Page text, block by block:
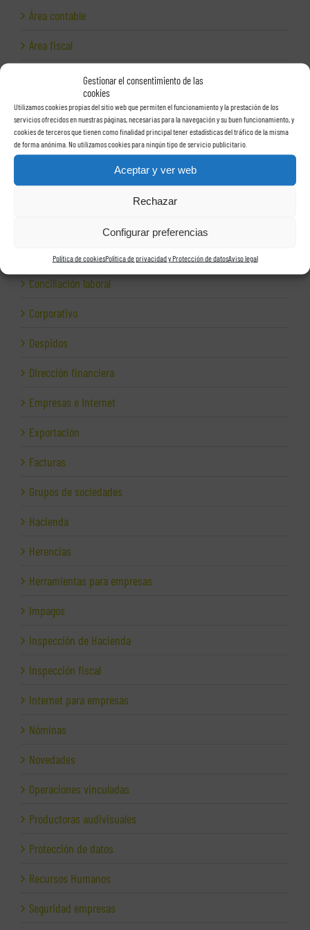
Gestionar el consentimiento de las
cookies
Utilizamos cookies propias del sitio web que permiten el funcionamiento y la prestación de los
servicios ofrecidos en nuestras páginas, necesarias para la navegación y su buen funcionamiento, y
cookies de terceros que tienen como finalidad principal tener estadísticas del tráfico de la misma
de forma anónima. No utilizamos cookies para ningún tipo de servicio publicitario.
Aceptar y ver web
Rechazar
Configurar preferencias
Política de cookiesPolítica de privacidad y Protección de datosAviso legal
Área contable
Área fiscal
Área laboral
Auditoría laboral
Cepresa
Conciliación laboral
Corporativo
Despidos
Dirección financiera
Empresas e Internet
Exportación
Facturas
Grupos de sociedades
Hacienda
Herencias
Herramientas para empresas
Impagos
Inspección de Hacienda
Inspección fiscal
Internet para empresas
Nóminas
Novedades
Operaciones vinculadas
Productoras audivisuales
Protección de datos
Recursos Humanos
Seguridad empresas